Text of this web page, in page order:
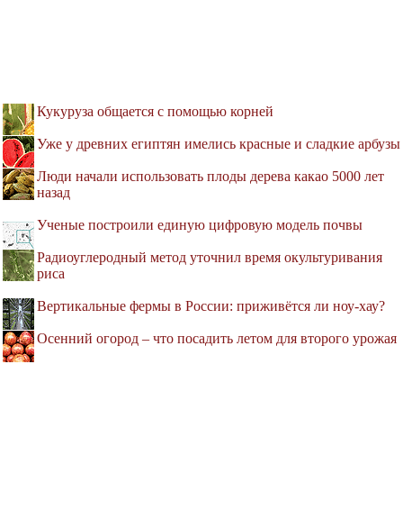
Кукуруза общается с помощью корней
Уже у древних египтян имелись красные и сладкие арбузы
Люди начали использовать плоды дерева какао 5000 лет
назад
Ученые построили единую цифровую модель почвы
Радиоуглеродный метод уточнил время окультуривания
риса
Вертикальные фермы в России: приживётся ли ноу-хау?
Осенний огород – что посадить летом для второго урожая